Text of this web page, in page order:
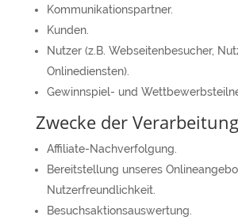
Kommunikationspartner.
Kunden.
Nutzer (z.B. Webseitenbesucher,
Onlinediensten).
Gewinnspiel- und
Zwecke der Verarbeitung
Affiliate-Nachverfolgung.
Bereitstellung unseres
Nutzerfreundlichkeit.
Besuchsaktionsauswertung.